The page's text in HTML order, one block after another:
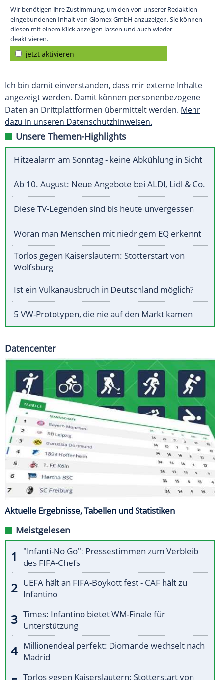
Wir benötigen Ihre Zustimmung, um den von unserer Redaktion
eingebundenen Inhalt von Glomex GmbH anzuzeigen. Sie können
diesen mit einem Klick anzeigen lassen und auch wieder
deaktivieren.
jetzt aktivieren
Ich bin damit einverstanden, dass mir externe Inhalte
angezeigt werden. Damit können personenbezogene
Daten an Drittplattformen übermittelt werden. Mehr
dazu in unseren Datenschutzhinweisen.
Unsere Themen-Highlights
Hitzealarm am Sonntag - keine Abkühlung in Sicht
Ab 10. August: Neue Angebote bei ALDI, Lidl & Co.
Diese TV-Legenden sind bis heute unvergessen
Woran man Menschen mit niedrigem EQ erkennt
Torlos gegen Kaiserslautern: Stotterstart von
Wolfsburg
Ist ein Vulkanausbruch in Deutschland möglich?
5 VW-Prototypen, die nie auf den Markt kamen
Datencenter
Aktuelle Ergebnisse, Tabellen und Statistiken
Meistgelesen
"Infanti-No Go": Pressestimmen zum Verbleib
des FIFA-Chefs
UEFA hält an FIFA-Boykott fest - CAF hält zu
Infantino
Times: Infantino bietet WM-Finale für
Unterstützung
Millionendeal perfekt: Diomande wechselt nach
Madrid
Torlos gegen Kaiserslautern: Stotterstart von